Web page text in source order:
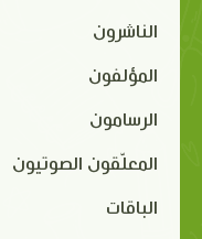
الناشرون
المؤلفون
الرسامون
المعلّقون الصوتيون
الباقات